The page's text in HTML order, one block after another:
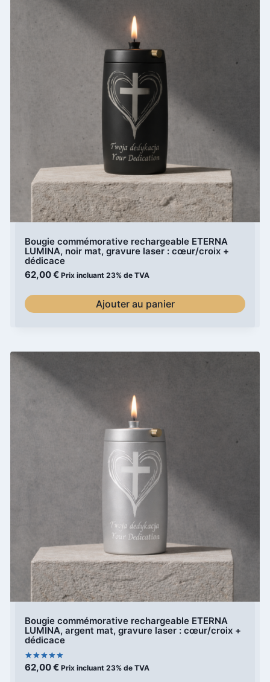
Bougie commémorative rechargeable ETERNA
LUMINA, noir mat, gravure laser : cœur/croix +
dédicace
62,00€ Prix incluant 23% de TVA
Ajouter au panier
Bougie commémorative rechargeable ETERNA
LUMINA, argent mat, gravure laser : cœur/croix +
dédicace
Note
5.00
62,00€ Prix incluant 23% de TVA